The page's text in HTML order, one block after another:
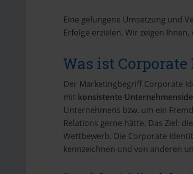
Eine gelungene Umsetzung und
Erfolge erzielen. Wir zeigen
Was ist
Der Marketingbegriff Corporate
mit konsistente
Unternehmens bzw. um ein
Relations gerne hätte. Das Ziel:
Wettbewerb. Die Corporate
kennzeichnen und von anderen